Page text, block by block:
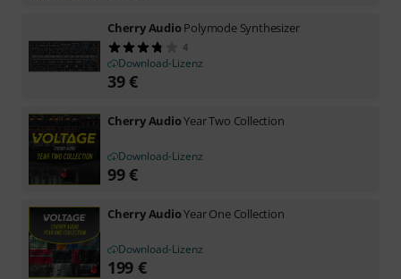
Cherry AudioPolymode Synthesizer
4
Download-Lizenz
39€
Cherry AudioYear Two Collection
Download-Lizenz
99€
Cherry AudioYear One Collection
Download-Lizenz
199 €